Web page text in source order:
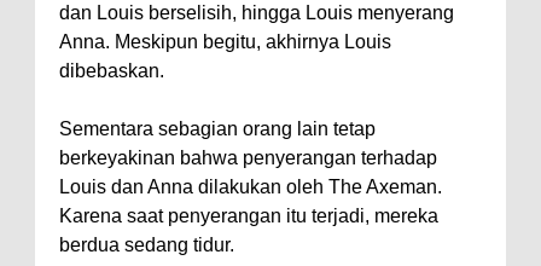
dan Louis berselisih, hingga Louis menyerang
Anna. Meskipun begitu, akhirnya Louis
dibebaskan.
Sementara sebagian orang lain tetap
berkeyakinan bahwa penyerangan terhadap
Louis dan Anna dilakukan oleh The Axeman.
Karena saat penyerangan itu terjadi, mereka
berdua sedang tidur.